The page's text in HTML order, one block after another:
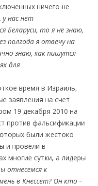
ничего не
нас нет
Беларуси, то я не знаю,
полгода я отвечу на
знаю, как пишутся
для
время в Израиль,
заявления на счет
19 декабря 2010 на
против фальсификации
были жестоко
и провели в
многие сутки, а лидеры
отнесемся к
в Кнессет? Он кто –